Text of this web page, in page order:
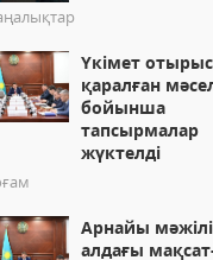
Үкімет
қаралған
бойынша
тапсырмалар
жүктелді
Арнайы
алдағы